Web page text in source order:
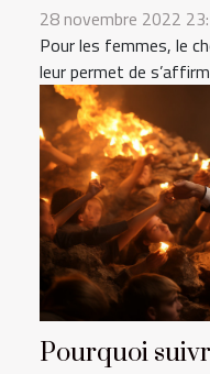
28 novembre 2022
Pour les femmes, le
leur permet de
Pourquoi